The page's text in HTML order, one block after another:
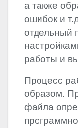
а также
ошибок и
отдельный
работы и
Процесс
образом.
файла